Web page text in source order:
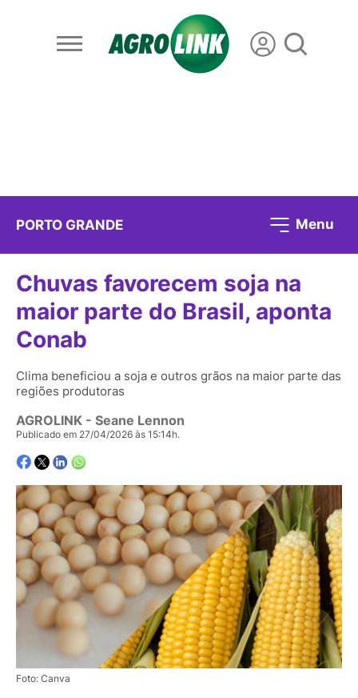
PORTO GRANDE Menu
Chuvas favorecem soja na
maior parte do Brasil, aponta
Conab
Clima beneficiou a soja e outros grãos na maior parte das
regiões produtoras
AGROLINK - Seane Lennon
Publicado em 27/04/2026 às 15:14h.
Foto: Canva